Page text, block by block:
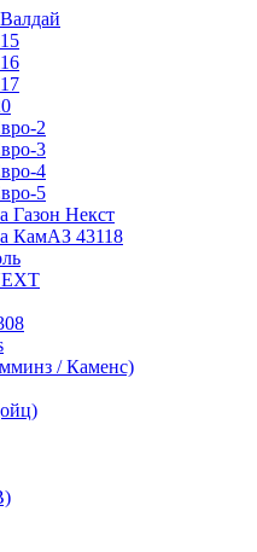
2
3
4
5
Газон Некст
КамАЗ 43118
/ Каменс)